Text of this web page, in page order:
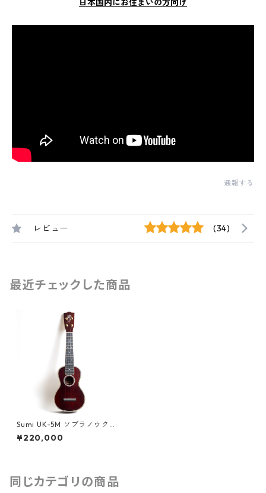
日本国内にお住まいの方向け
通報する
レビュー (34)
最近チェックした商品
Sumi UK-5M ソプラノウクレ
レ #251491
¥220,000
同じカテゴリの商品